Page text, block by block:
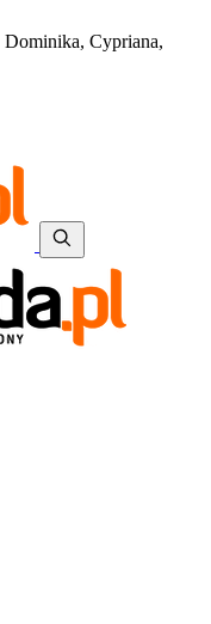
Dominika, Cypriana,